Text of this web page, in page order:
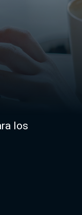
los